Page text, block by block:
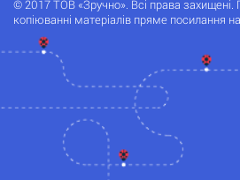
© 2017 ТОВ «Зручно». Всі права захищені.
копіюванні матеріалів пряме посилання